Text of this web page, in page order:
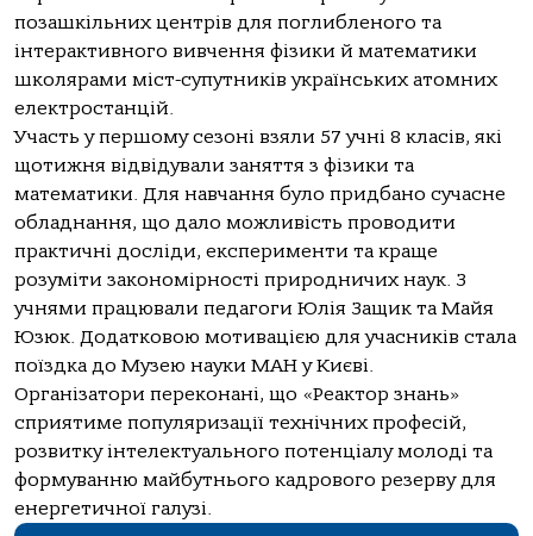
позашкільних центрів для поглибленого та
інтерактивного вивчення фізики й математики
школярами міст-супутників українських атомних
електростанцій.
Участь у першому сезоні взяли 57 учні 8 класів, які
щотижня відвідували заняття з фізики та
математики. Для навчання було придбано сучасне
обладнання, що дало можливість проводити
практичні досліди, експерименти та краще
розуміти закономірності природничих наук. З
учнями працювали педагоги Юлія Защик та Майя
Юзюк. Додатковою мотивацією для учасників стала
поїздка до Музею науки МАН у Києві.
Організатори переконані, що «Реактор знань»
сприятиме популяризації технічних професій,
розвитку інтелектуального потенціалу молоді та
формуванню майбутнього кадрового резерву для
енергетичної галузі.